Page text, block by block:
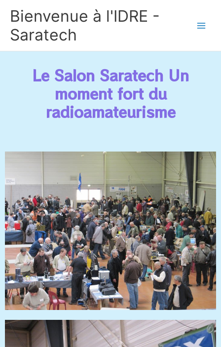
Bienvenue à l'IDRE -
Saratech
Le Salon Saratech Un
moment fort du
radioamateurisme